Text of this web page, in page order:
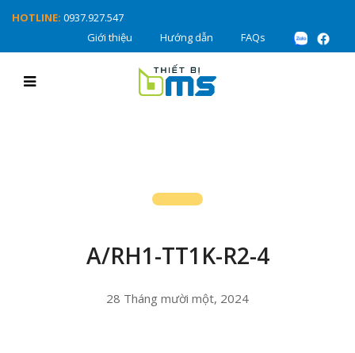
HOTLINE: 0937.927.547
Giới thiệu
Hướng dẫn FAQs
A/RH1-TT1K-R2-4
28 Tháng mười một, 2024